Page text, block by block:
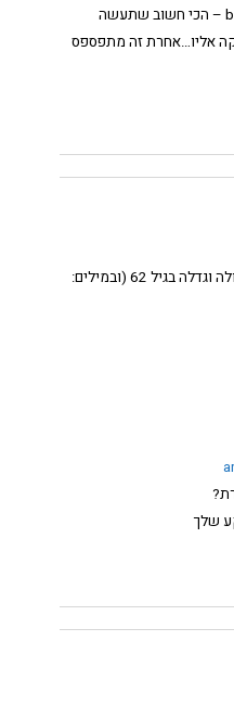
וקריפטו , יש הרבה backend – הכי חשוב שתעשה
אליו…אחרת זה מתפספס
ובכן, השתלבתי בחברת הייטק גדולה וגדלה בגיל 62 (ובמילים:
שלך